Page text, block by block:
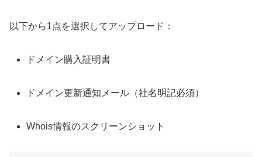
以下から1点を選択してアップロード：
ドメイン購入証明書
ドメイン更新通知メール（社名明記必須）
Whois情報のスクリーンショット